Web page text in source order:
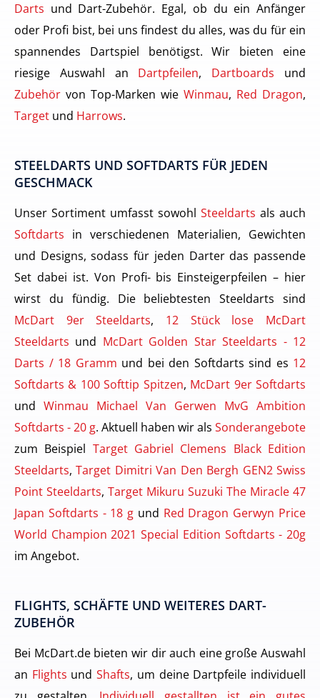
Darts und Dart-Zubehör. Egal, ob du ein Anfänger
oder Profi bist, bei uns findest du alles, was du für ein
spannendes Dartspiel benötigst. Wir bieten eine
riesige Auswahl an Dartpfeilen, Dartboards und
Zubehör von Top-Marken wie Winmau, Red Dragon,
Target und Harrows.
STEELDARTS UND SOFTDARTS FÜR JEDEN
GESCHMACK
Unser Sortiment umfasst sowohl Steeldarts als auch
Softdarts in verschiedenen Materialien, Gewichten
und Designs, sodass für jeden Darter das passende
Set dabei ist. Von Profi- bis Einsteigerpfeilen – hier
wirst du fündig. Die beliebtesten Steeldarts sind
McDart 9er Steeldarts, 12 Stück lose McDart
Steeldarts und McDart Golden Star Steeldarts - 12
Darts / 18 Gramm und bei den Softdarts sind es 12
Softdarts & 100 Softtip Spitzen, McDart 9er Softdarts
und Winmau Michael Van Gerwen MvG Ambition
Softdarts - 20 g. Aktuell haben wir als Sonderangebote
zum Beispiel Target Gabriel Clemens Black Edition
Steeldarts,Target Dimitri Van Den Bergh GEN2 Swiss
Point Steeldarts, Target Mikuru Suzuki The Miracle 47
Japan Softdarts - 18 g und Red Dragon Gerwyn Price
World Champion 2021 Special Edition Softdarts - 20g
im Angebot.
FLIGHTS, SCHÄFTE UND WEITERES DART-
ZUBEHÖR
Bei McDart.de bieten wir dir auch eine große Auswahl
an Flights undShafts, um deine Dartpfeile individuell